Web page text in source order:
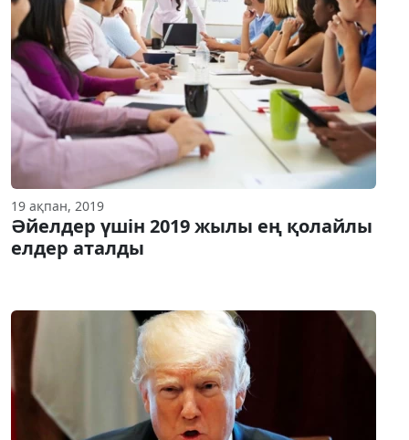
19 ақпан, 2019
Әйелдер үшін 2019 жылы ең қолайлы
елдер аталды